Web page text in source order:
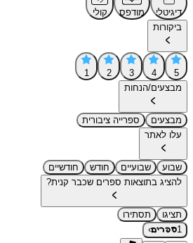
דיגיטלי מודפס
קולי
ביקורות
5
4
3
2
1
מבצעים/הנחות
מבצעים
ספרייה ציבורית
עלו לאתר
שבוע שבועיים חודש
חודשיים
להציג בתוצאות ספרים שכבר קנית?
תציגו
תסתירו
1ספרים›